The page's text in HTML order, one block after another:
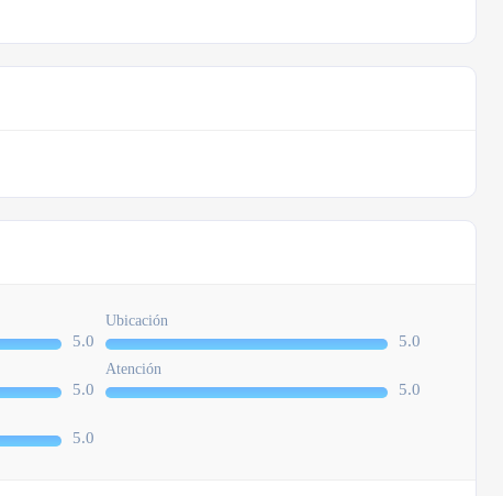
5.0
Ubicación
5.0
5.0
Atención
5.0
5.0